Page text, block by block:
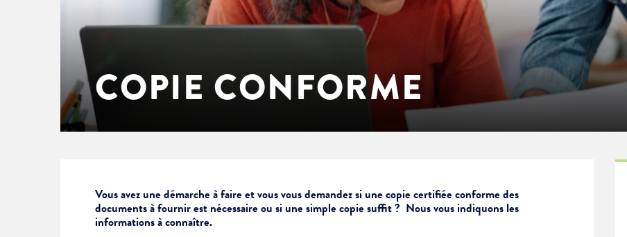
Enfance & jeunesse
Cadre de vie
Culture
Solidarité
Famille
Logement
État-civil & papiers
Location de salles
Élus du conseil municipal
Séances du Conseil municipal
Actes administratifs
Ville bienveillante
Ville éducative
Ville écologique
COPIE CONFORME
Vous avez une démarche à faire et vous vous demandez si une copie certifiée conforme des
documents à fournir est nécessaire ou si une simple copie suffit ? Nous vous indiquons les
informations à connaître.